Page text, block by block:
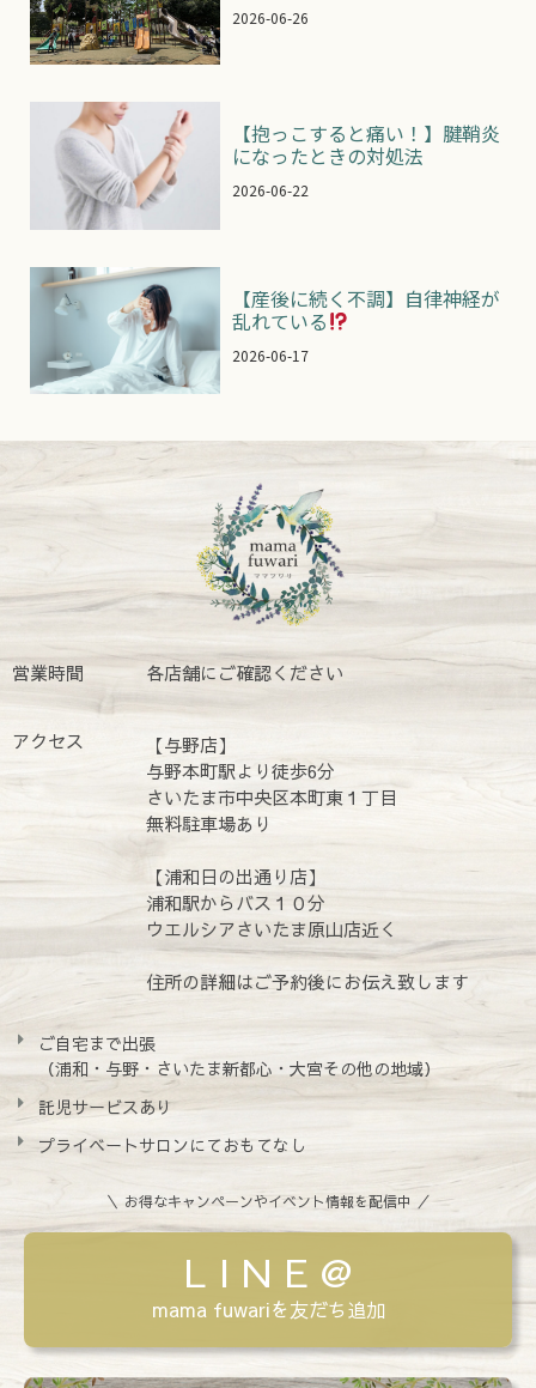
2026-06-26
【抱っこすると痛い！】腱鞘炎
になったときの対処法
2026-06-22
【産後に続く不調】自律神経が
乱れている
2026-06-17
営業時間 各店舗にご確認ください
アクセス
【与野店】
与野本町駅より徒歩6分
さいたま市中央区本町東１丁目
無料駐車場あり
【浦和日の出通り店】
浦和駅からバス１０分
ウエルシアさいたま原山店近く
住所の詳細はご予約後にお伝え致します
ご自宅まで出張
（浦和・与野・さいたま新都心・大宮その他の地域）
託児サービスあり
プライベートサロンにておもてなし
＼ お得なキャンペーンやイベント情報を配信中 ／
L I N E @
mama fuwariを友だち追加